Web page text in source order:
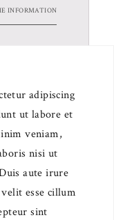
INFORMATION
adipiscing
ut labore et
veniam,
nisi ut
aute irure
esse cillum
sint